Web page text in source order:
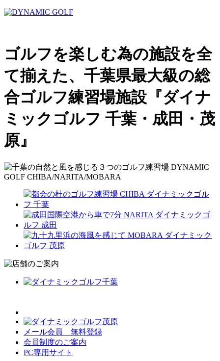
ゴルフを楽しむ為の施設を全
て揃えた、千葉県最大級の総
合ゴルフ練習場施設『ダイナ
ミックゴルフ 千葉・成田・茂
原』
メール会員 無料登録
会員制度のご案内
PC専用サイト